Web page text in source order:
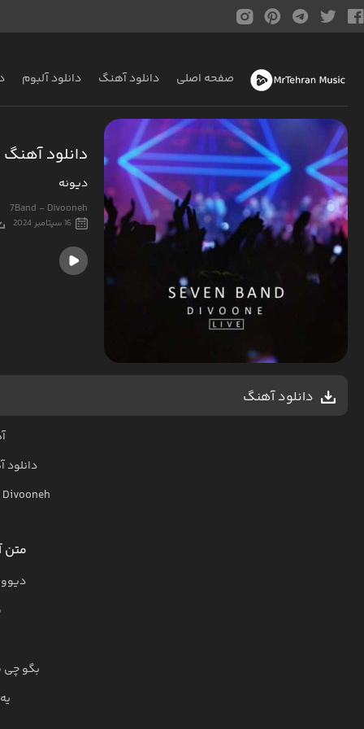
صفحه اصلی دانلود آهنگ دانلود آلبوم
دانلود
دیونه
7Band - Divooneh
16 سپتامبر 2024
دانلود آهنگ
Divooneh
متن
بگو چی